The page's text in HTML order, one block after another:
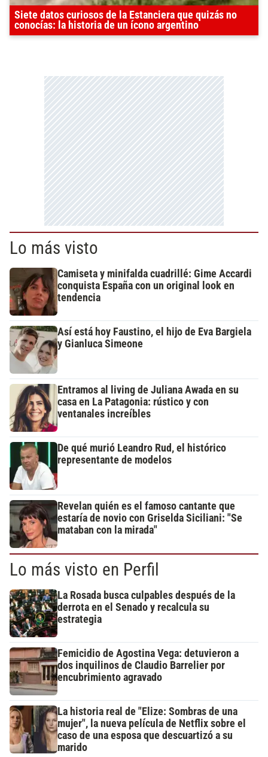
Siete datos curiosos de la Estanciera que quizás no
conocías: la historia de un ícono argentino
Lo más visto
Camiseta y minifalda cuadrillé: Gime Accardi
conquista España con un original look en
tendencia
Así está hoy Faustino, el hijo de Eva Bargiela
y Gianluca Simeone
Entramos al living de Juliana Awada en su
casa en La Patagonia: rústico y con
ventanales increíbles
De qué murió Leandro Rud, el histórico
representante de modelos
Revelan quién es el famoso cantante que
estaría de novio con Griselda Siciliani: "Se
mataban con la mirada"
Lo más visto en Perfil
La Rosada busca culpables después de la
derrota en el Senado y recalcula su
estrategia
Femicidio de Agostina Vega: detuvieron a
dos inquilinos de Claudio Barrelier por
encubrimiento agravado
La historia real de "Elize: Sombras de una
mujer", la nueva película de Netflix sobre el
caso de una esposa que descuartizó a su
marido